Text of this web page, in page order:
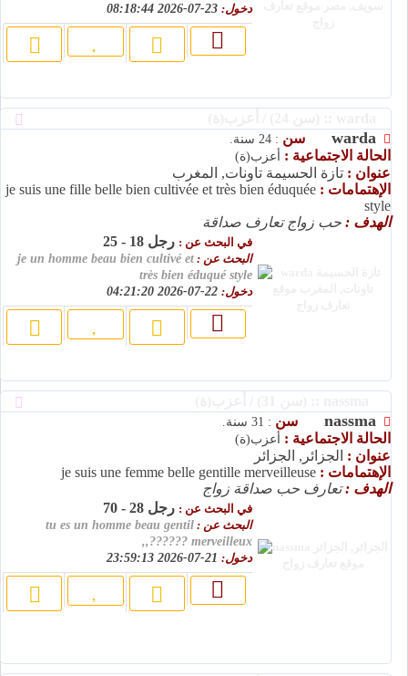
دخول:
warda سن : 24 سنة.
الحالة الاجتماعية : أعزب(ة)
عنوان : تازة الحسيمة تاونات, المغرب
الإهتمامات : je suis une fille belle bien cultivée et très bien éduquée
style
الهدف : حب زواج تعارف صداقة
في البحث عن : رجل 18 - 25
البحث عن : je un homme beau bien cultivé et
très bien éduqué style
دخول:
nassma سن : 31 سنة.
الحالة الاجتماعية : أعزب(ة)
عنوان : الجزائر, الجزائر
الإهتمامات : je suis une femme belle gentille merveilleuse
الهدف :تعارف حب صداقة زواج
في البحث عن : رجل 28 - 70
البحث عن : tu es un homme beau gentil
merveilleux ??????,,
دخول: